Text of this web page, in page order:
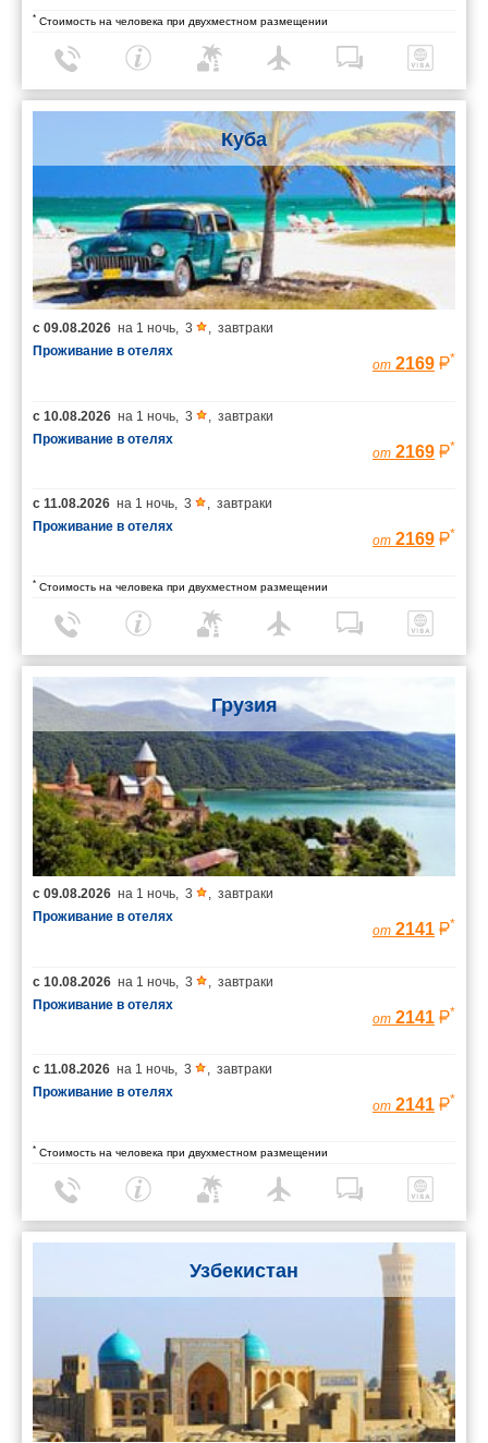
* Стоимость на человека при двухместном размещении
Куба
с 09.08.2026 на 1 ночь 3
завтраки
Проживание в отелях
от 2169 *
с 10.08.2026 на 1 ночь 3
завтраки
Проживание в отелях
от 2169 *
с 11.08.2026 на 1 ночь 3
завтраки
Проживание в отелях
от 2169 *
* Стоимость на человека при двухместном размещении
Грузия
с 09.08.2026 на 1 ночь, 3 , завтраки
Проживание в отелях
от 2141 *
с 10.08.2026 на 1 ночь, 3 , завтраки
Проживание в отелях
от 2141 *
с 11.08.2026 на 1 ночь, 3 , завтраки
Проживание в отелях
от 2141 *
* Стоимость на человека при двухместном размещении
Узбекистан